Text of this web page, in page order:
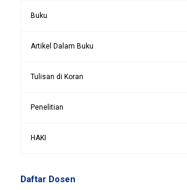
Buku
Artikel Dalam Buku
Tulisan di Koran
Penelitian
HAKI
Daftar Dosen